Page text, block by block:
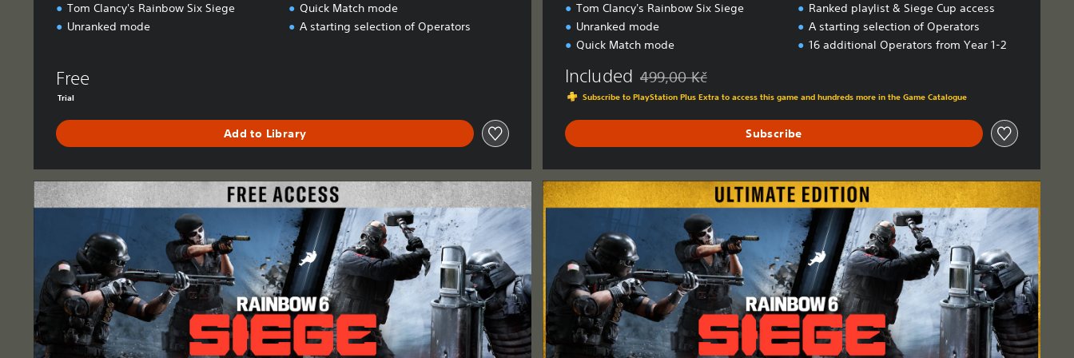
Tom Clancy's Rainbow Six Siege
Unranked mode
Quick Match mode
A starting selection of Operators
Free
Trial
Add to Library
Tom Clancy's Rainbow Six Siege
Unranked mode
Quick Match mode
Ranked playlist & Siege Cup access
A starting selection of Operators
16 additional Operators from Year 1-2
Included Discounted from original price of 499,00 Kč
499,00 Kč
Subscribe to PlayStation Plus Extra to access this game and hundreds more in the Game Catalogue
Subscribe
F
r
e
s
s
U
l
a
t
e
E
d